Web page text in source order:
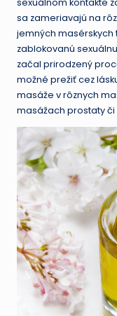
sexuálnom kontakte
sa zameriavajú na
jemných masérskych
zablokovanú
začal prirodzený
možné prežiť cez
masáže v rôznych
masážach prostaty či